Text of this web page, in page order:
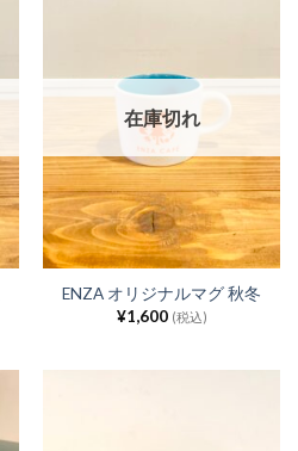
在庫切れ
ENZA オリジナルマグ 秋冬
¥1,600 (税込)